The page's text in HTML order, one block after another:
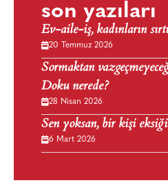
son yazıları
Ev-aile-iş, kadınların
20 Temmuz 2026
Sormaktan
Doku nerede?
28 Nisan 2026
Sen yoksan, bir kişi
6 Mart 2026